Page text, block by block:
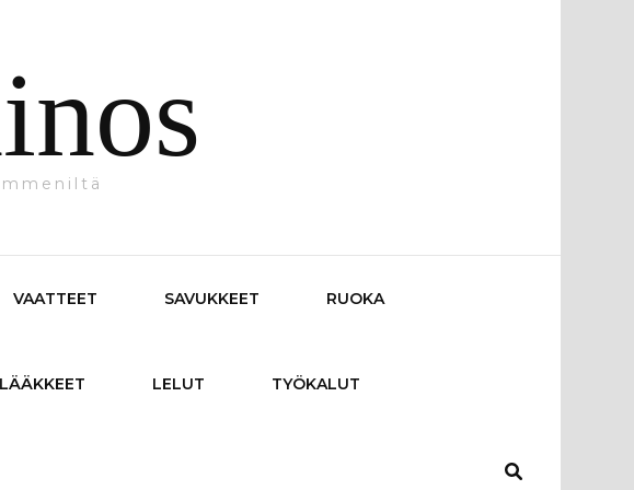
VAATTEET SAVUKKEET RUOKA
LÄÄKKEET LELUT TYÖKALUT